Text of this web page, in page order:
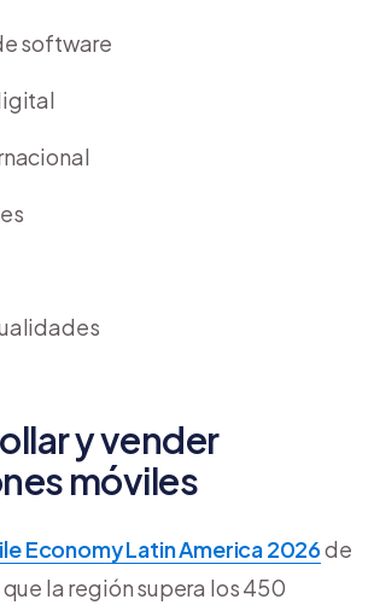
software
y vender
móviles
Economy Latin America 2026de
la región supera los 450